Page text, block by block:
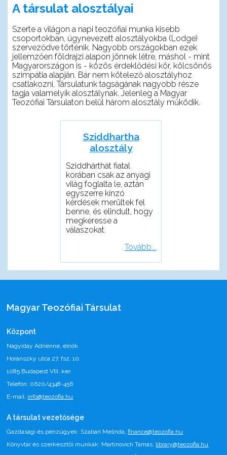
A társulat alosztályai
Szerte a világon a napi teozófiai munka kisebb
csoportokban, úgynevezett alosztályokba (Lodge)
szerveződve történik. Nagyobb országokban ezek
jellemzően földrajzi alapon jönnek létre, máshol - mint
Magyarországon is - közös érdeklődési kör, kölcsönös
szimpátia alapján. Bár nem kötelező alosztályhoz
csatlakozni, Társulatunk tagságának nagyobb része
tagja valamelyik alosztálynak. Jelenleg a Magyar
Teozófiai Társulaton belül három alosztály működik.
Sziddhartha
alosztály
Sziddhárthát fiatal
korában csak az anyagi
világ foglalta le, aztán
egyszerre kínzó
kérdések merültek fel
benne, és elindult, hogy
megkeresse a
válaszokat.
Tovább...
Magyar Teozófiai Társulat
Központ
Nagyiday Adrienne, elnök
Horánszky utca 27. fsz. 10.
1085 Budapest VIII. ker.
Telefon: 0620/4348-456
E-mail: info@teozofia.hu
A társulat vezetősége
Gazdasági és pénzügyek: Szabari Melinda,finance@teozofia.hu
Könyvtár és szerkesztői munkák: Martinovich Tamás, library@teozofia.hu